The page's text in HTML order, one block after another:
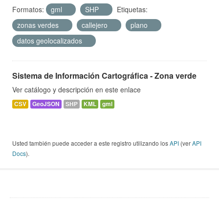
Formatos: gml SHP
Etiquetas:
zonas verdes
callejero
plano
datos geolocalizados
Sistema de Información Cartográfica - Zona verde
Ver catálogo y descripción en este enlace
CSV GeoJSON SHP KML gml
Usted también puede acceder a este registro utilizando losAPI (verAPI
Docs).